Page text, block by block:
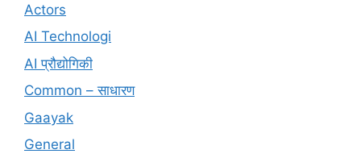
Actors
AI Technologi
AI प्रौद्योगिकी
Common – साधारण
Gaayak
General